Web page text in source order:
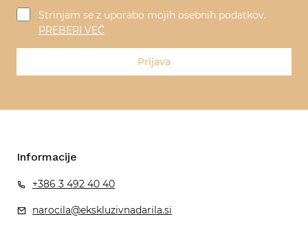
Strinjam se z uporabo mojih osebnih podatkov.
PREBERI VEČ
Prijava
Informacije
+386 3 492 40 40
narocila@ekskluzivnadarila.si